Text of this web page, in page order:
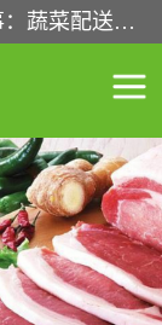
东莞市康隆膳食管理有限公司主要从事：蔬菜配送、食堂承包、企业工厂食堂承包、机关单位食堂承包、调味品配送、粮油配送、干货配送、副食配送、水果配送、海鲜配送等业务，东莞蔬菜配送电话，咨询在线客服。